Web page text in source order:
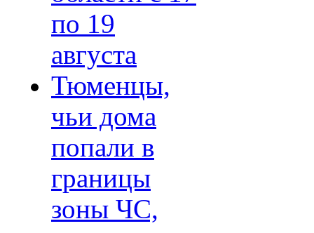
по 19
августа
Тюменцы,
чьи дома
попали в
границы
зоны ЧС,